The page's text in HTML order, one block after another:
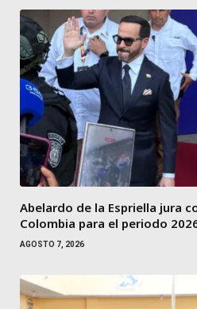
Abelardo de la Espriella jura
Colombia para el periodo
AGOSTO 7, 2026